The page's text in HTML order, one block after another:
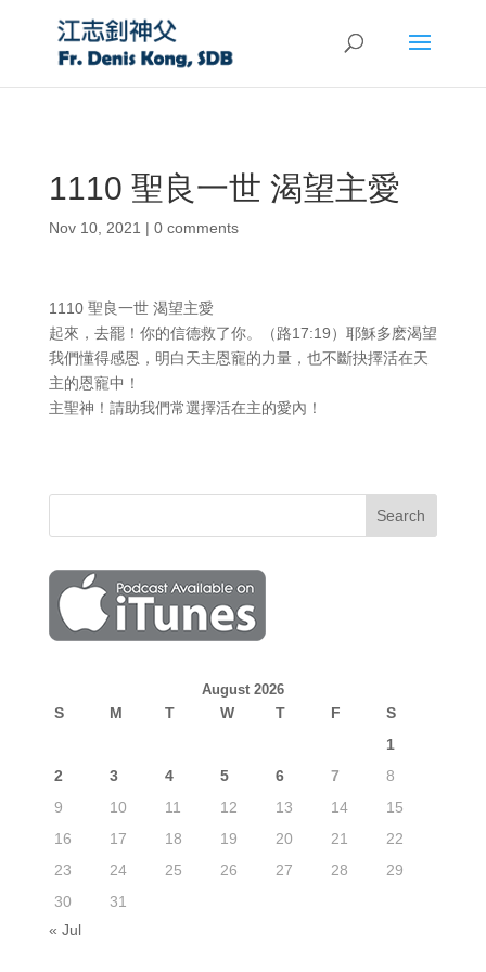
1110 聖良一世 渴望主愛
Nov 10, 2021 | 0 comments
1110 聖良一世 渴望主愛
起來，去罷！你的信德救了你。（路17:19）耶穌多麽渴望
我們懂得感恩，明白天主恩寵的力量，也不斷抉擇活在天
主的恩寵中！
主聖神！請助我們常選擇活在主的愛內！
August 2026
S M T W T F
S
1
2
3 4 5 6 7
8
9
10 11 12 13 14
15
16
17 18 19 20 21
22
23
24 25 26 27 28
29
30
31
« Jul